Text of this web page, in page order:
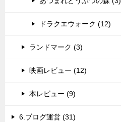
ドラクエウォーク (12)
ランドマーク (3)
映画レビュー (12)
本レビュー (9)
6.ブログ運営 (31)